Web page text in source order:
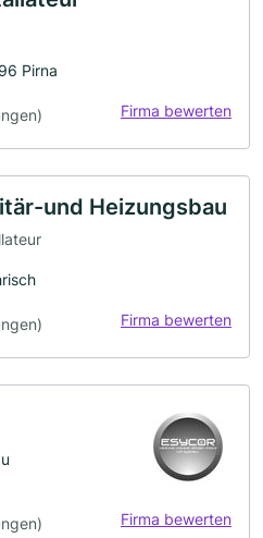
Pirna
Firma bewerten
und Heizungsbau
Firma bewerten
Firma bewerten